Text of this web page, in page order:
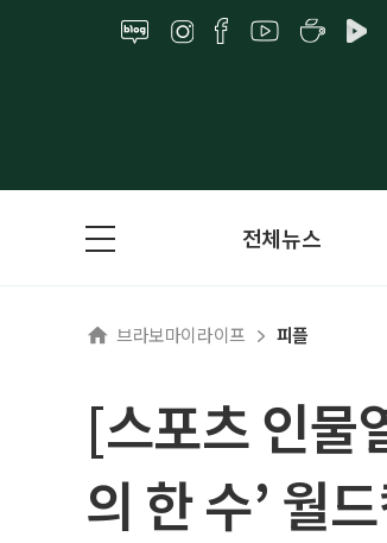
전체뉴스
브라보마이라이프 피플
[스포츠 인물
의 한 수’ 월